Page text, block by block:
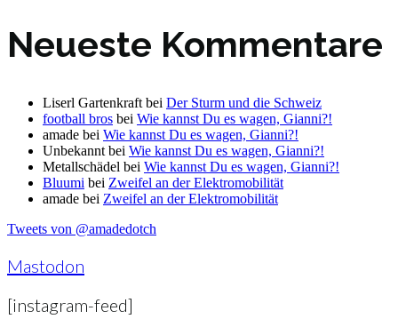
Neueste Kommentare
Liserl Gartenkraft bei Der Sturm und die Schweiz
football bros bei Wie kannst Du es wagen, Gianni?!
amade bei Wie kannst Du es wagen, Gianni?!
Unbekannt bei Wie kannst Du es wagen, Gianni?!
Metallschädel bei Wie kannst Du es wagen, Gianni?!
Bluumi bei Zweifel an der Elektromobilität
amade bei Zweifel an der Elektromobilität
Tweets von @amadedotch
Mastodon
[instagram-feed]